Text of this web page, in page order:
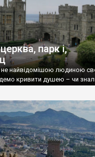
парк і,
не найвідомішою людиною
кривити душею – чи